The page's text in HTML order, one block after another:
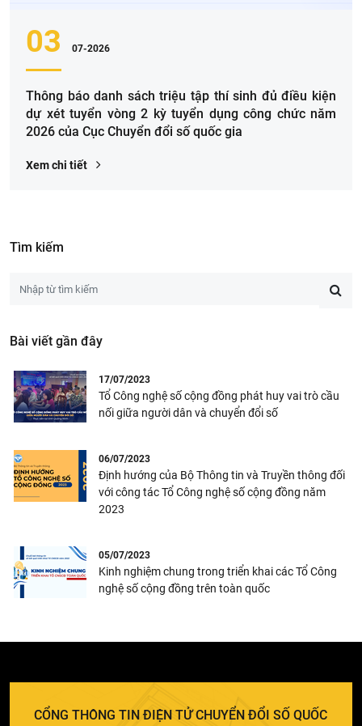
03 07-2026
Thông báo danh sách triệu tập thí sinh đủ điều kiện
dự xét tuyển vòng 2 kỳ tuyển dụng công chức năm
2026 của Cục Chuyển đổi số quốc gia
Xem chi tiết
Tìm kiếm
Bài viết gần đây
17/07/2023
Tổ Công nghệ số cộng đồng phát huy vai trò cầu
nối giữa người dân và chuyển đổi số
06/07/2023
Định hướng của Bộ Thông tin và Truyền thông đối
với công tác Tổ Công nghệ số cộng đồng năm
2023
05/07/2023
Kinh nghiệm chung trong triển khai các Tổ Công
nghệ số cộng đồng trên toàn quốc
CỔNG THÔNG TIN ĐIỆN TỬ CHUYỂN ĐỔI SỐ QUỐC